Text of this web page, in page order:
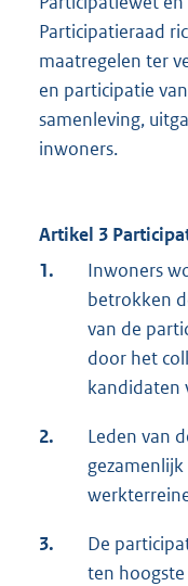
Participatieraad
maatregelen ter
en participatie
samenleving,
inwoners.
Artikel 3
1.
Inwoners
betrokken
van de
door het
kandidaten
2.
Leden van
3.
De
ten